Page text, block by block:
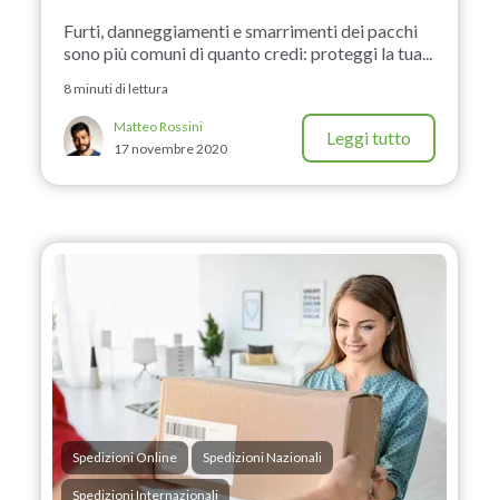
Furti, danneggiamenti e smarrimenti dei pacchi
sono più comuni di quanto credi: proteggi la tua...
8 minuti di lettura
Matteo Rossini
17 novembre 2020
Leggi tutto
Spedizioni Online Spedizioni Nazionali
Spedizioni Internazionali